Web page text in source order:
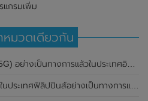
แกรมเพิ่ม
หมวดเดียวกัน
ย มาพร้อมชิปเซ็ต Snapdragon 7s Gen 2 ของ Qualcomm และรองรับเครือข่าย 5G
Unisoc T612 , กล้องหลัง ความละเอียด 13MP , แบตเตอรี่ 5,000mAh และหน้าจอแสดงผล LCD / 90Hz